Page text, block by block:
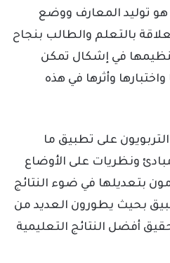
هو توليد المعارف ووضع
بالتعلم والطالب بنجاح
في إشكال تمكن
وأثرها في هذه
على تطبيق ما
ونظريات على الأوضاع
بتعديلها في ضوء النتائج
بحيث يطورون العديد من
أفضل النتائج التعليمية